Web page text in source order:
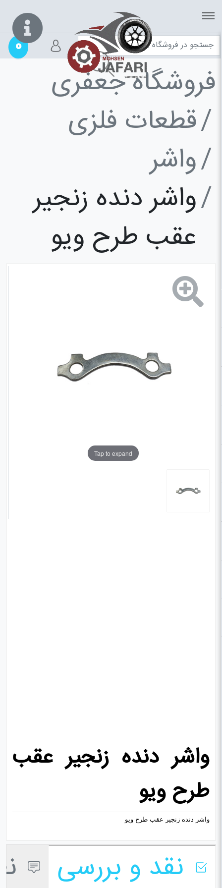
0
فروشگاه جعفری
قطعات فلزی
واشر
واشر دنده زنجیر
عقب طرح ویو
Tap to expand
واشر دنده زنجیر عقب
طرح ویو
واشر دنده زنجیر عقب طرح ویو
نقد و بررسی